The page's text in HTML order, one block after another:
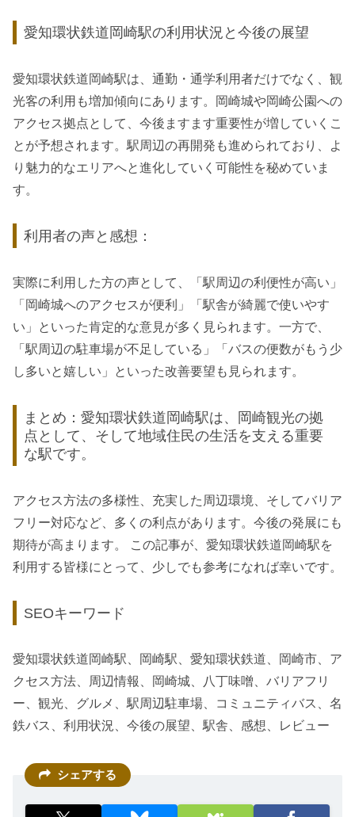
愛知環状鉄道岡崎駅の利用状況と今後の展望
愛知環状鉄道岡崎駅は、通勤・通学利用者だけでなく、観
光客の利用も増加傾向にあります。岡崎城や岡崎公園への
アクセス拠点として、今後ますます重要性が増していくこ
とが予想されます。駅周辺の再開発も進められており、よ
り魅力的なエリアへと進化していく可能性を秘めていま
す。
利用者の声と感想：
実際に利用した方の声として、「駅周辺の利便性が高い」
「岡崎城へのアクセスが便利」「駅舎が綺麗で使いやす
い」といった肯定的な意見が多く見られます。一方で、
「駅周辺の駐車場が不足している」「バスの便数がもう少
し多いと嬉しい」といった改善要望も見られます。
まとめ：愛知環状鉄道岡崎駅は、岡崎観光の拠
点として、そして地域住民の生活を支える重要
な駅です。
アクセス方法の多様性、充実した周辺環境、そしてバリア
フリー対応など、多くの利点があります。今後の発展にも
期待が高まります。 この記事が、愛知環状鉄道岡崎駅を
利用する皆様にとって、少しでも参考になれば幸いです。
SEOキーワード
愛知環状鉄道岡崎駅、岡崎駅、愛知環状鉄道、岡崎市、ア
クセス方法、周辺情報、岡崎城、八丁味噌、バリアフリ
ー、観光、グルメ、駅周辺駐車場、コミュニティバス、名
鉄バス、利用状況、今後の展望、駅舎、感想、レビュー
シェアする